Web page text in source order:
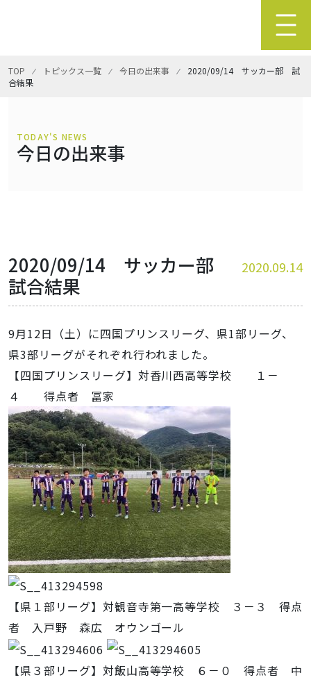
TOP ⁄ トピックス一覧 ⁄ 今日の出来事 ⁄ 2020/09/14 サッカー部 試
合結果
TODAY'S NEWS
今日の出来事
2020/09/14 サッカー部
試合結果
2020.09.14
9月12日（土）に四国プリンスリーグ、県1部リーグ、
県3部リーグがそれぞれ行われました。
【四国プリンスリーグ】対香川西高等学校 １－
４ 得点者 冨家
【県１部リーグ】対観音寺第一高等学校 ３－３ 得点
者 入戸野 森広 オウンゴール
【県３部リーグ】対飯山高等学校 ６－０ 得点者 中